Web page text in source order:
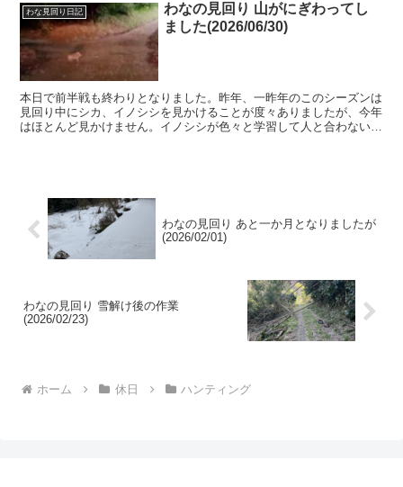
わな見回り日記
わなの見回り 山がにぎわってし
ました(2026/06/30)
本日で前半戦も終わりとなりました。昨年、一昨年のこのシーズンは
見回り中にシカ、イノシシを見かけることが度々ありましたが、今年
はほとんど見かけません。イノシシが色々と学習して人と合わないよ
わなの見回り あと一か月となりましたが
(2026/02/01)
わなの見回り 雪解け後の作業
(2026/02/23)
ホーム 休日 ハンティング